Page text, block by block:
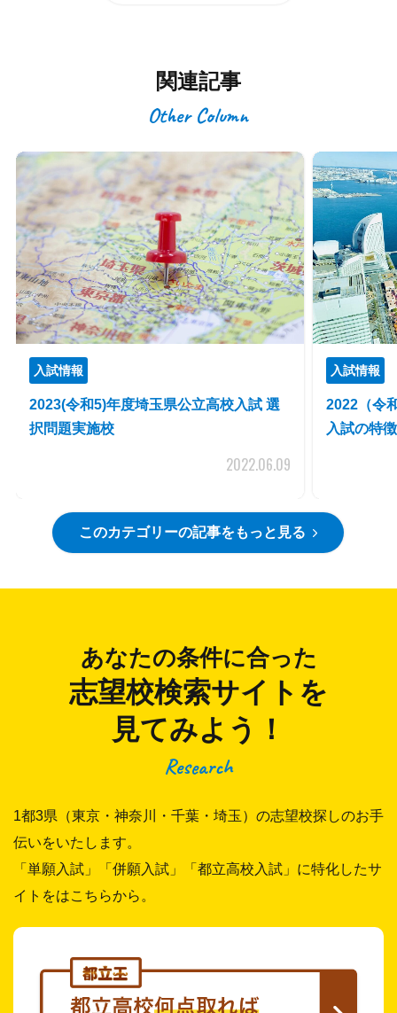
関連記事
Other Column
入試情報
2023(令和5)年度埼玉県公立高校入試 選
択問題実施校
2022.06.09
入試情報
2022（令
入試の特徴
このカテゴリーの記事をもっと見る
あなたの条件に合った
志望校検索サイトを
見てみよう！
Research
1都3県（東京・神奈川・千葉・埼玉）の志望校探しのお手
伝いをいたします。
「単願入試」「併願入試」「都立高校入試」に特化したサ
イトをはこちらから。